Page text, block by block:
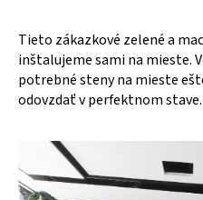
Tieto zákazkové zelené a
inštalujeme sami na mieste.
potrebné steny na mieste
odovzdať v perfektnom stave.